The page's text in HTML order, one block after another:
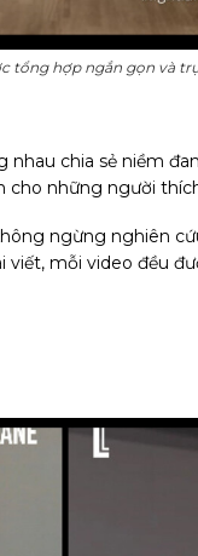
tổng hợp ngắn gọn và
chia sẻ niềm
những người
ngừng nghiên
mỗi video đều